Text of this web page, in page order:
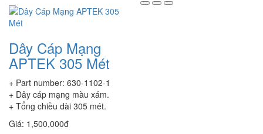
Dây Cáp Mạng
APTEK 305 Mét
+ Part number: 630-1102-1
+ Dây cáp mạng màu xám.
+ Tổng chiều dài 305 mét.
Giá: 1,500,000đ